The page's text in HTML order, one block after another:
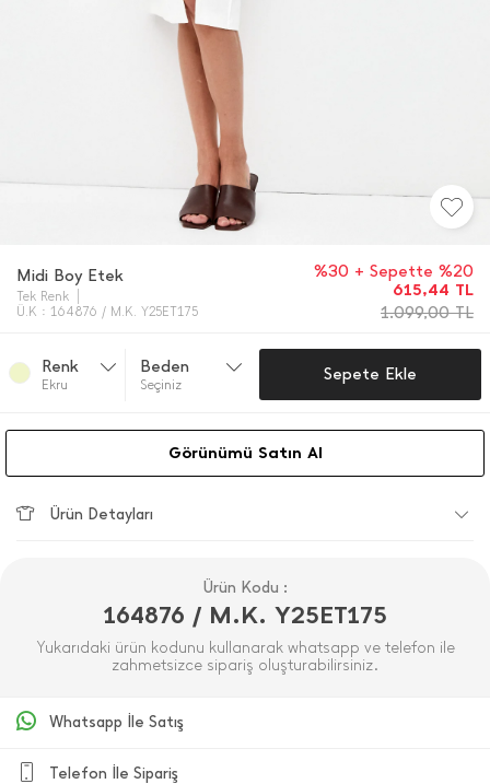
Midi Boy Etek
Tek Renk
Ü.K : 164876 / M.K. Y25ET175
%30 + Sepette %20
615,44 TL
1.099,00TL
Renk
Ekru
Beden
Seçiniz
Sepete Ekle
Görünümü Satın Al
Ürün Detayları
Ürün Kodu :
164876 / M.K. Y25ET175
Yukarıdaki ürün kodunu kullanarak whatsapp ve telefon ile
zahmetsizce sipariş oluşturabilirsiniz.
Whatsapp İle Satış
Telefon İle Sipariş